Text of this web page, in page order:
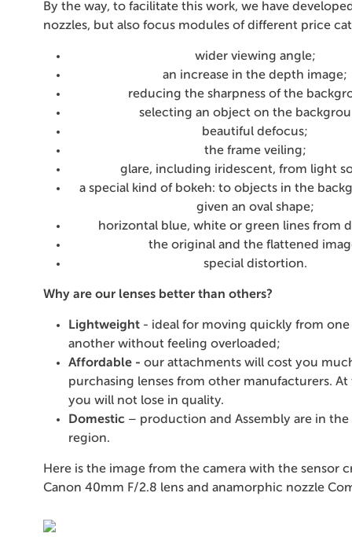
By the way, to facilitate this work, we have
nozzles, but also focus modules of different price
wider viewing angle;
an increase in the depth image;
reducing the sharpness of the
selecting an object on the
beautiful defocus;
the frame veiling;
glare, including iridescent, from light
a special kind of bokeh: to objects in the
given an oval shape;
horizontal blue, white or green lines from
the original and the flattened
special distortion.
Why are our lenses better than others?
Lightweight - ideal for moving quickly from one
another without feeling overloaded;
Affordable - our attachments will cost you
purchasing lenses from other manufacturers. At
you will not lose in quality.
Domestic – production and Assembly are in the
region.
Here is the image from the camera with the sensor
Canon 40mm F/2.8 lens and anamorphic nozzle